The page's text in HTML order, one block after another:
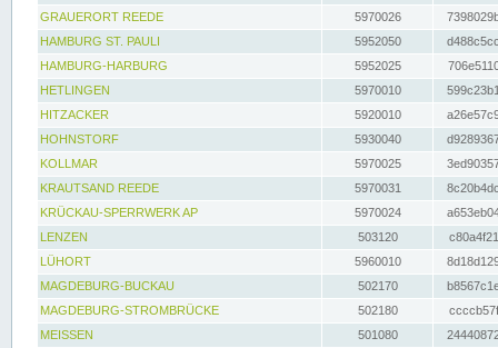
GRAUERORT REEDE
5970026
HAMBURG ST. PAULI
5952050
HAMBURG-HARBURG
5952025
HETLINGEN
5970010
HITZACKER
5920010
HOHNSTORF
5930040
KOLLMAR
5970025
KRAUTSAND REEDE
5970031
KRÜCKAU-SPERRWERK AP
5970024
LENZEN
503120
LÜHORT
5960010
MAGDEBURG-BUCKAU
502170
MAGDEBURG-STROMBRÜCKE
502180
MEISSEN
501080